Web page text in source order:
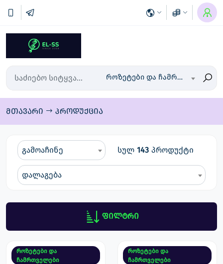
როზეტები და ჩამრთველები
მთავარი პროდუქცია
გამოაჩინე სულ 143 პროდუქტი
დალაგება
ფილტრი
როზეტები და
ჩამრთველები
როზეტები და
ჩამრთველები